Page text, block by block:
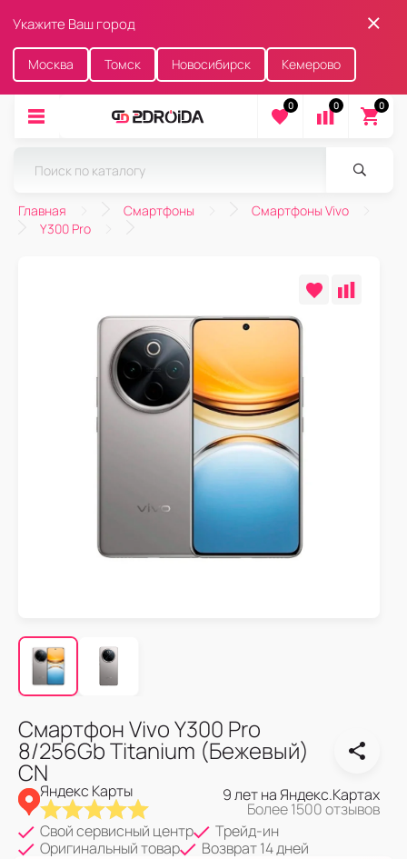
Укажите Ваш город
Москва Томск Новосибирск Кемерово
0 0 0
Главная Смартфоны
Смартфоны Vivo
Y300 Pro
Смартфон Vivo Y300 Pro
8/256Gb Titanium (Бежевый)
CN
Яндекс Карты 9 лет на Яндекс.Картах
Более 1500 отзывов
Свой сервисный центр
Трейд-ин
Оригинальный товар
Возврат 14 дней